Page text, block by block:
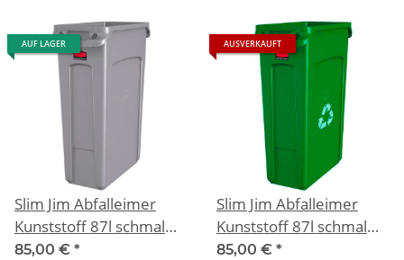
AUF LAGER
Slim Jim Abfalleimer
Kunststoff 87l schmal
Grau
85,00 € *
AUSVERKAUFT
Slim Jim Abfalleimer
Kunststoff 87l schmal
Grün
85,00 € *